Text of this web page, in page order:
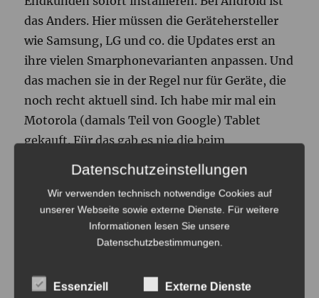
das Anders. Hier müssen die Gerätehersteller
wie Samsung, LG und co. die Updates erst an
ihre vielen Smarphonevarianten anpassen. Und
das machen sie in der Regel nur für Geräte, die
noch recht aktuell sind. Ich habe mir mal ein
Motorola (damals Teil von Google) Tablet
gekauft. Für das gab es nie die beim
Version. Und auch wenn ein Gerätehersteller
das Update angepasst hat, müssen die
Netzanbieter (Telekom, Vodafone und
Telefonica) dieses noch mal abnicken. Und das
die Endkunden installieren.
Datenschutzeinstellungen
Wir verwenden technisch notwendige Cookies auf
unserer Webseite sowie externe Dienste. Für weitere
Informationen lesen Sie unsere
Datenschutzbestimmungen.
Essenziell Externe Dienste